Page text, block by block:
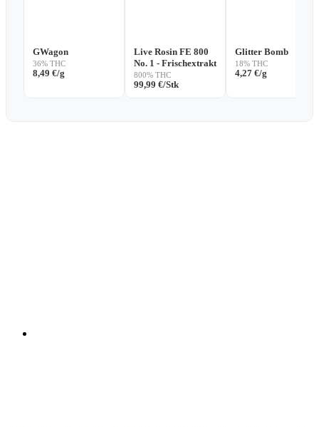
GWagon
36% THC
8,49 €/g
Live Rosin FE 800
No. 1 - Frischextrakt
800% THC
99,99 €/Stk
Glitter Bomb
18% THC
4,27 €/g